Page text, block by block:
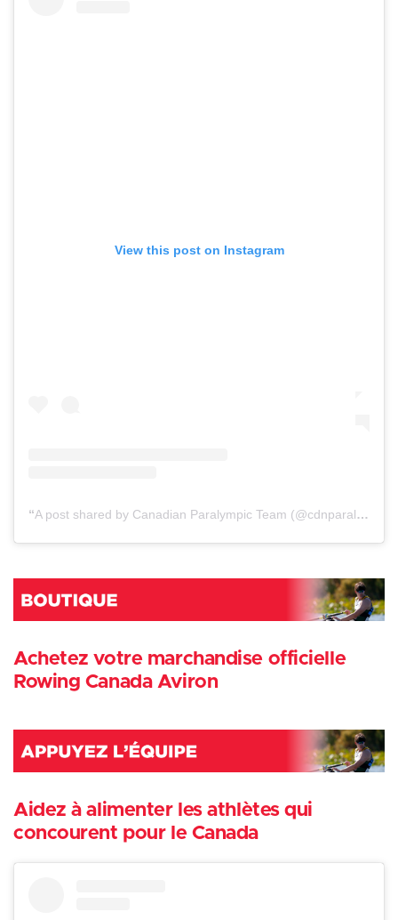
View this post on Instagram
A post shared by Canadian Paralympic Team (@cdnparalympics)
Achetez votre marchandise officielle
Rowing Canada Aviron
Aidez à alimenter les athlètes qui
concourent pour le Canada